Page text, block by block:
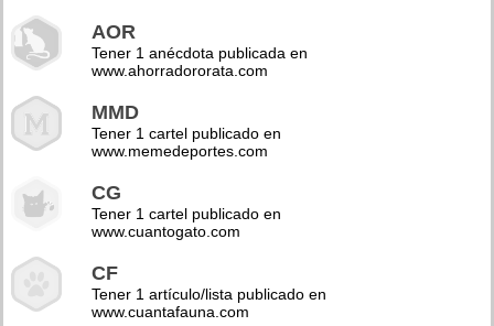
AOR
Tener 1 anécdota publicada en
www.ahorradororata.com
MMD
Tener 1 cartel publicado en
www.memedeportes.com
CG
Tener 1 cartel publicado en
www.cuantogato.com
CF
Tener 1 artículo/lista publicado en
www.cuantafauna.com